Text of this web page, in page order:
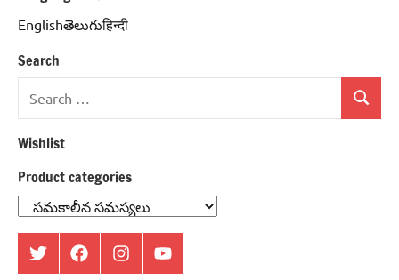
Englishతెలుగుहिन्दी
Search
Search
for:
Search
Wishlist
Product categories
ట్విట్టర్
ఫేస్
ఇంస్టాగ్రామ్యూట్యూబ్